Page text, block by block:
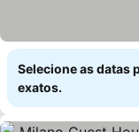
Selecione as datas
exatos.